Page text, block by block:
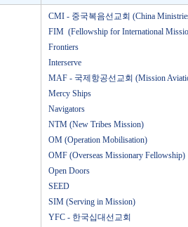
CMI - 중국복음선교회 (China
FIM (Fellowship for International
Frontiers
Interserve
MAF - 국제항공선교회 (Mission
Mercy Ships
Navigators
NTM (New Tribes Mission)
OM (Operation Mobilisation)
OMF (Overseas Missionary Fellowship)
Open Doors
SEED
SIM (Serving in Mission)
YFC - 한국십대선교회